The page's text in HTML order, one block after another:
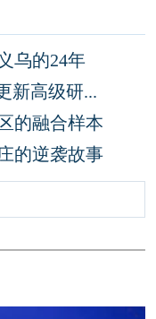
乌的24年
新高级研...
的融合样本
的逆袭故事